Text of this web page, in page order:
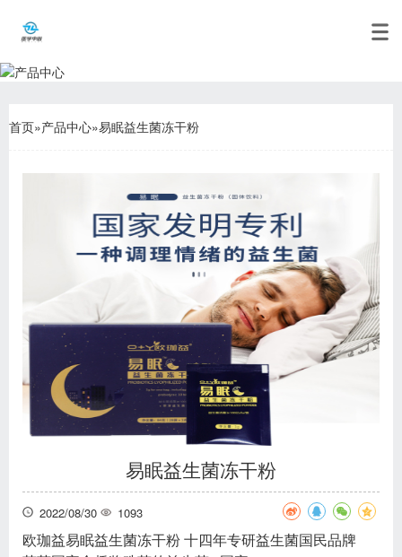
首页»产品中心»易眠益生菌冻干粉
易眠益生菌冻干粉
2022/08/30 1093
欧珈益易眠益生菌冻干粉 十四年专研益生菌国民品牌